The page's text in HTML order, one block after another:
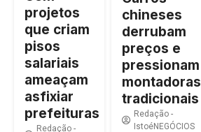
projetos
que criam
pisos
salariais
ameaçam
asfixiar
prefeituras
Redação -
chineses
derrubam
preços e
pressionam
montadoras
tradicionais
Redação -
IstoéNEGÓCIOS